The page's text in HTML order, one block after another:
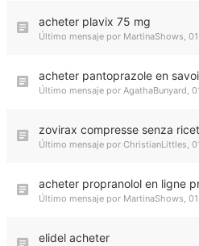
acheter plavix 75 mg
Último mensaje por MartinaShows,
acheter pantoprazole en
Último mensaje por AgathaBunyard,
zovirax compresse senza
Último mensaje por ChristianLittles,
acheter propranolol en ligne
Último mensaje por MartinaShows,
elidel acheter